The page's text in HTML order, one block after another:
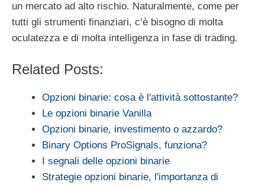
un mercato ad alto rischio. Naturalmente, come per
tutti gli strumenti finanziari, c’è bisogno di molta
oculatezza e di molta intelligenza in fase di trading.
Related Posts:
Opzioni binarie: cosa è l'attività sottostante?
Le opzioni binarie Vanilla
Opzioni binarie, investimento o azzardo?
Binary Options ProSignals, funziona?
I segnali delle opzioni binarie
Strategie opzioni binarie, l'importanza di